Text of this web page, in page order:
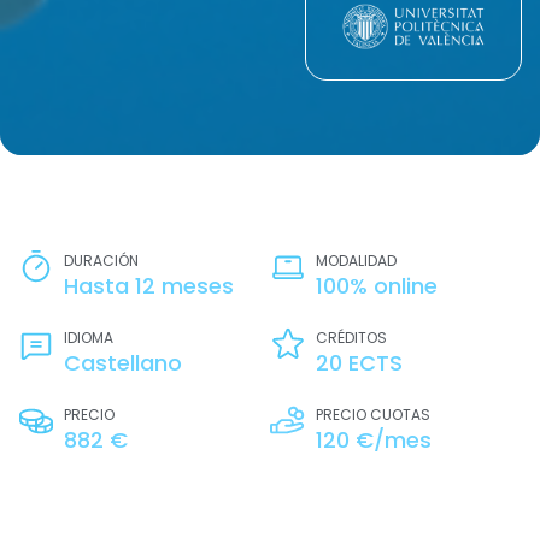
DURACIÓN
Hasta 12 meses
MODALIDAD
100% online
IDIOMA
Castellano
CRÉDITOS
20 ECTS
PRECIO
882 €
PRECIO CUOTAS
120 €/mes